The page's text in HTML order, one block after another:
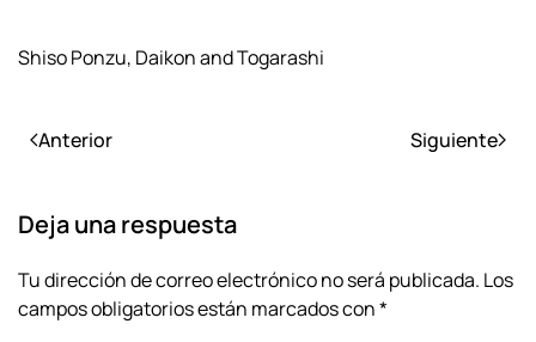
Shiso Ponzu, Daikon and Togarashi
Anterior Siguiente
Deja una respuesta
Tu dirección de correo electrónico no será publicada. Los
campos obligatorios están marcados con*